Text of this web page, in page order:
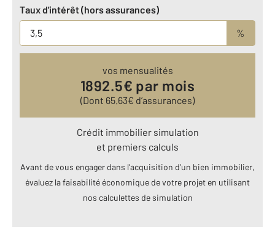
Taux d'intérêt (hors assurances)
%
vos mensualités
1892.5€ par mois
(Dont 65.63€ d’assurances)
Crédit immobilier simulation
et premiers calculs
Avant de vous engager dans l’acquisition d’un bien immobilier,
évaluez la faisabilité économique de votre projet en utilisant
nos calculettes de simulation